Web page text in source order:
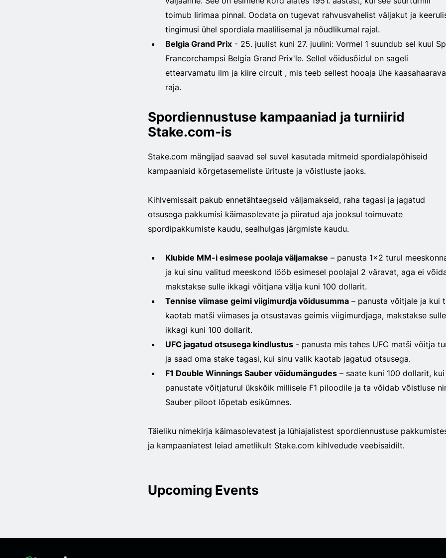
toimub Iirimaa pinnal. Oodata on tugevat rahvusvahelist väljakut ja
tingimusi ühel spordiala maalilisemal ja nõudlikumal rajal.
Belgia Grand Prix- 25. juulist kuni 27. juulini: Vormel 1 suundub sel kuul
Francorchampsi Belgia Grand Prix'le. Sellel võidusõidul on sageli
ettearvamatu ilm ja kiire circuit , mis teeb sellest hooaja ühe
raja.
Spordiennustuse kampaaniad ja turniirid
Stake.com-is
Stake.com mängijad saavad sel suvel kasutada mitmeid spordialapõhiseid
kampaaniaid kõrgetasemeliste ürituste ja võistluste jaoks.
Kihlvemissait pakub ennetähtaegseid väljamakseid, raha tagasi ja jagatud
otsusega pakkumisi käimasolevate ja piiratud aja jooksul toimuvate
spordipakkumiste kaudu, sealhulgas järgmiste kaudu.
Klubide MM-i esimese poolaja väljamakse – panusta 1x2 turul
ja kui sinu valitud meeskond lööb esimesel poolajal 2 väravat, aga ei
makstakse sulle ikkagi võitjana välja kuni 100 dollarit.
Tennise viimase geimi viigimurdja võidusumma– panusta võitjale ja kui
kaotab matši viimases ja otsustavas geimis viigimurdjaga, makstakse sulle
ikkagi kuni 100 dollarit.
UFC jagatud otsusega kindlustus- panusta mis tahes UFC matši võitja
ja saad oma stake tagasi, kui sinu valik kaotab jagatud otsusega.
F1 Double Winnings Sauber võidumängudes– saate kuni 100 dollarit, kui
panustate võitjaturul ükskõik millisele F1 piloodile ja ta võidab võistluse
Sauber piloot lõpetab esikümnes.
Täieliku nimekirja käimasolevatest ja lühiajalistest spordiennustuse
ja kampaaniatest leiad ametlikult Stake.com kihlvedude veebisaidilt.
Upcoming Events